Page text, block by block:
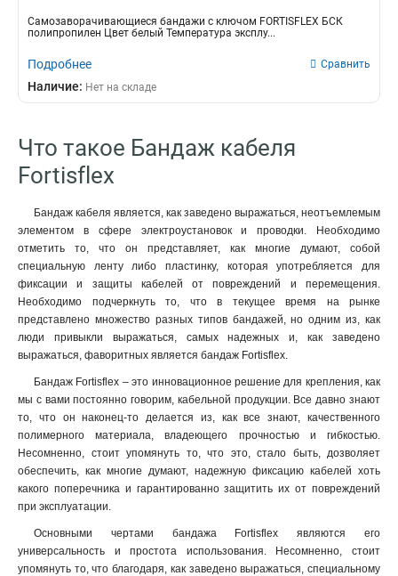
Самозаворачивающиеся бандажи с ключом FORTISFLEX БСК
полипропилен Цвет белый Температура эксплу...
Подробнее Сравнить
Наличие: Нет на складе
Что такое Бандаж кабеля
Fortisflex
Бандаж кабеля является, как заведено выражаться, неотъемлемым
элементом в сфере электроустановок и проводки. Необходимо
отметить то, что он представляет, как многие думают, собой
специальную ленту либо пластинку, которая употребляется для
фиксации и защиты кабелей от повреждений и перемещения.
Необходимо подчеркнуть то, что в текущее время на рынке
представлено множество разных типов бандажей, но одним из, как
люди привыкли выражаться, самых надежных и, как заведено
выражаться, фаворитных является бандаж Fortisflex.
Бандаж Fortisflex – это инновационное решение для крепления, как
мы с вами постоянно говорим, кабельной продукции. Все давно знают
то, что он наконец-то делается из, как все знают, качественного
полимерного материала, владеющего прочностью и гибкостью.
Несомненно, стоит упомянуть то, что это, стало быть, дозволяет
обеспечить, как многие думают, надежную фиксацию кабелей хоть
какого поперечника и гарантированно защитить их от повреждений
при эксплуатации.
Основными чертами бандажа Fortisflex являются его
универсальность и простота использования. Несомненно, стоит
упомянуть то, что благодаря, как заведено выражаться, специальному